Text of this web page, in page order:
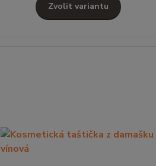
Zvolit variantu